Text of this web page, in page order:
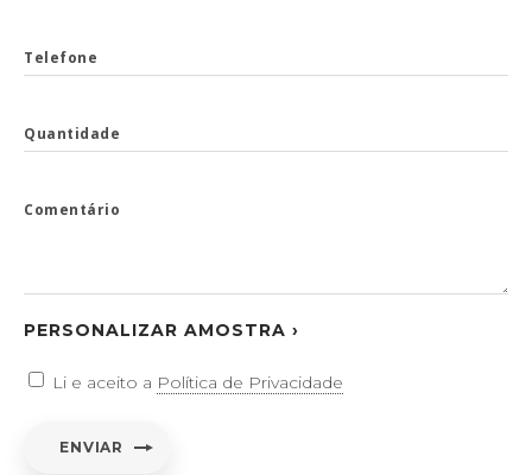
Telefone
Quantidade
Comentário
PERSONALIZAR AMOSTRA ›
Li e aceito a Política de Privacidade
ENVIAR